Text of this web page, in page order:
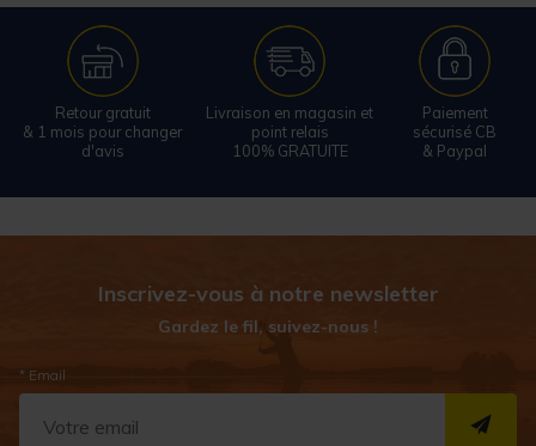
Retour gratuit
& 1 mois pour changer
d'avis
Livraison en magasin et
point relais
100% GRATUITE
Paiement
sécurisé CB
& Paypal
Inscrivez-vous à notre newsletter
Gardez le fil, suivez-nous !
* Email